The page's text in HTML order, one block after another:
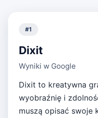
#1
Dixit
Wyniki w Google
Dixit to kreatywna
wyobraźnię i
muszą opisać